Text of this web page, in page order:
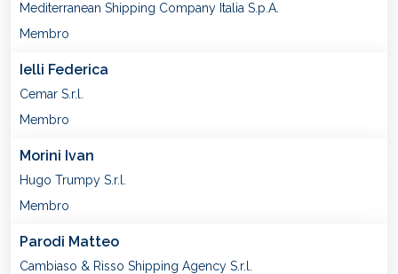
Mediterranean Shipping Company Italia S.p.A.
Membro
Ielli Federica
Cemar S.r.l.
Membro
Morini Ivan
Hugo Trumpy S.r.l.
Membro
Parodi Matteo
Cambiaso & Risso Shipping Agency S.r.l.